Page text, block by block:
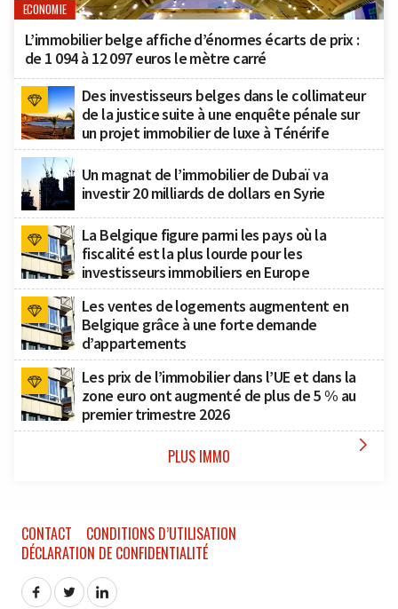
ECONOMIE
L’immobilier belge affiche d’énormes écarts de prix :
de 1 094 à 12 097 euros le mètre carré
Des investisseurs belges dans le collimateur
de la justice suite à une enquête pénale sur
un projet immobilier de luxe à Ténérife
Un magnat de l’immobilier de Dubaï va
investir 20 milliards de dollars en Syrie
La Belgique figure parmi les pays où la
fiscalité est la plus lourde pour les
investisseurs immobiliers en Europe
Les ventes de logements augmentent en
Belgique grâce à une forte demande
d’appartements
Les prix de l’immobilier dans l’UE et dans la
zone euro ont augmenté de plus de 5 % au
premier trimestre 2026
PLUS IMMO 
CONTACT
CONDITIONS D’UTILISATION
DÉCLARATION DE CONFIDENTIALITÉ